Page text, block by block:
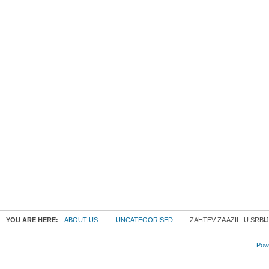
YOU ARE HERE: ABOUT US UNCATEGORISED ZAHTEV ZA AZIL: U